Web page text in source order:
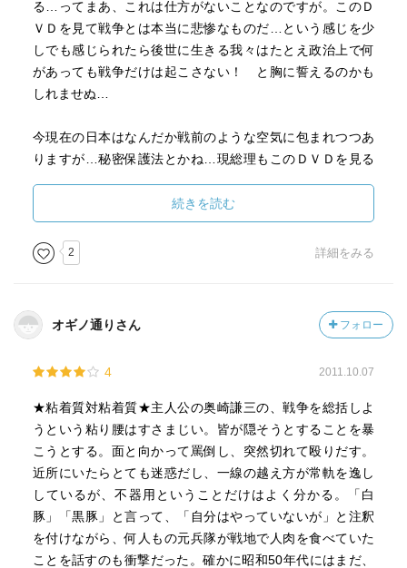
■「演技」である可能性について。
った可能性が示唆される。
か、実際には筋も何もない人物だったのではないか、とい
と俗物的な側面も垣間見える。
そう考えると、不気味さというか、恐ろしさもある。
いずれにせよ彼はやはり狂人で、何が彼を狂わせたかと言
えば、それはやはり戦争なんだろう。戦後苦労して何とか
商売しようとしていて誤って人を殺して10年間独房に入れ
られて、自省する中で戦争体験がよみがえり、狂ってしま
ったのかもしれない。
る…ってまあ、これは仕方がないことなのですが。このＤ
ＶＤを見て戦争とは本当に悲惨なものだ…という感じを少
しでも感じられたら後世に生きる我々はたとえ政治上で何
があっても戦争だけは起こさない！ と胸に誓えるのかも
しれませぬ…
今現在の日本はなんだか戦前のような空気に包まれつつあ
りますが…秘密保護法とかね…現総理もこのＤＶＤを見る
などと言うことは僕の口からは言えませんが…まあ…見た
ら考えが変わるかもしれませんネッ！ おしまい…。
続きを読む
2 詳細をみる
オギノ通りさん フォロー
4 2011.10.07
★粘着質対粘着質★主人公の奥崎謙三の、戦争を総括しよ
うという粘り腰はすさまじい。皆が隠そうとすることを暴
こうとする。面と向かって罵倒し、突然切れて殴りだす。
近所にいたらとても迷惑だし、一線の越え方が常軌を逸し
しているが、不器用ということだけはよく分かる。「白
豚」「黒豚」と言って、「自分はやっていないが」と注釈
を付けながら、何人もの元兵隊が戦地で人肉を食べていた
ことを話すのも衝撃だった。確かに昭和50年代にはまだ、